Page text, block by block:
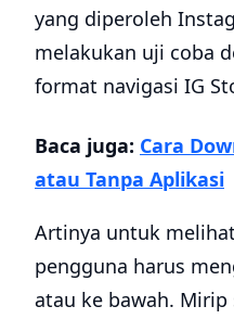
yang diperoleh
melakukan uji coba
format navigasi IG
Baca juga: Cara
atau Tanpa Aplikasi
Artinya untuk
pengguna harus
atau ke bawah.